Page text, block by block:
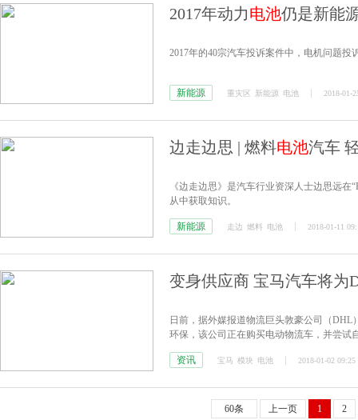
2017年动力电池仍是新能
2017年的40宗汽车投诉案件中，电机问题投
新能源 重灾区 新能源 电池 2018-01-
边走边思 | 燃料电池汽车
《边走边思》是汽车行业资深人士边思远
从中获取知识。
新能源 走边 燃料 电池 2018-01-11
变身供应商 宝马汽车将为
日前，据外媒报道物流巨头敦豪公司（
环保，该公司正在购买电动物流车，并尝试
的电池 模块。
资讯 宝马 模块 电池 2018-01-02 09:25
60条 上一页 1 2